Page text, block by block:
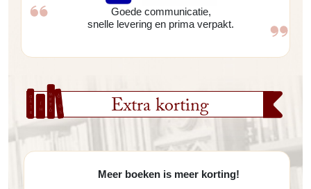
Goede communicatie,
snelle levering en prima verpakt.
Extra korting
Meer boeken is meer korting!